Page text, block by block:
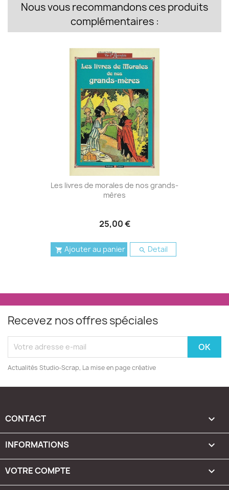
Nous vous recommandons ces produits
complémentaires :
Les livres de morales de nos grands-
mères
25,00 €
 Ajouter au panier  Detail
Recevez nos offres spéciales
Actualités Studio-Scrap, La mise en page créative
CONTACT 
INFORMATIONS 
VOTRE COMPTE 